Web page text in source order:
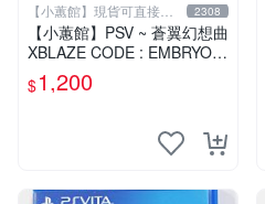
【小蕙館】現貨可直接下
標
2308
【小蕙館】PSV ~ 蒼翼幻想曲
XBLAZE CODE : EMBRYO
(純日版)
$1,200